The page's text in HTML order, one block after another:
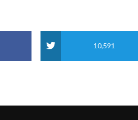
10,591